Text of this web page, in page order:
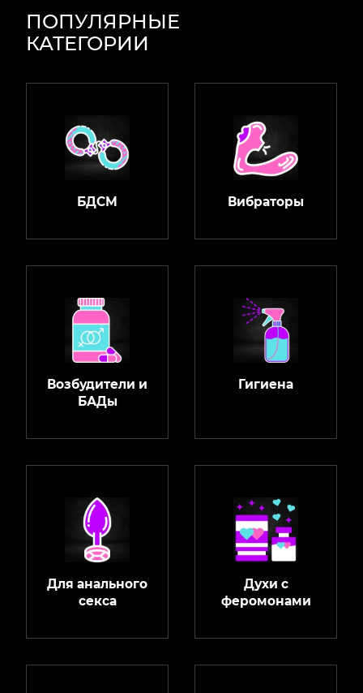
ПОПУЛЯРНЫЕ
КАТЕГОРИИ
БДСМ Вибраторы
Возбудители и
БАДы
Гигиена
Для анального
секса
Духи с
феромонами